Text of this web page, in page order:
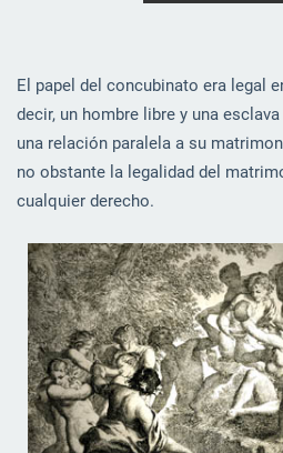
El papel del concubinato era legal
decir, un hombre libre y una
una relación paralela a su
no obstante la legalidad del
cualquier derecho.